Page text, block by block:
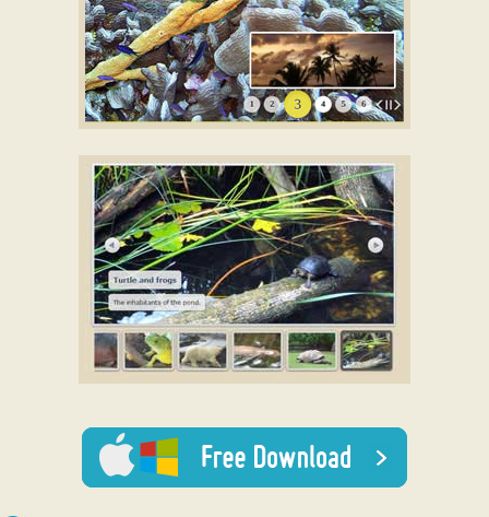
with Fade Effect
with Fade Transition